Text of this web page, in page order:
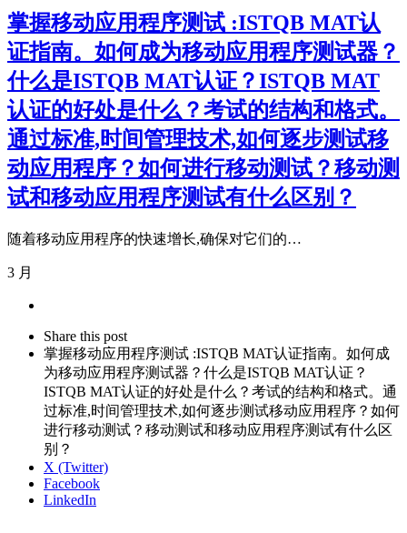
掌握移动应用程序测试 :ISTQB MAT认
证指南。如何成为移动应用程序测试器？
什么是ISTQB MAT认证？ISTQB MAT
认证的好处是什么？考试的结构和格式。
通过标准,时间管理技术,如何逐步测试移
动应用程序？如何进行移动测试？移动测
试和移动应用程序测试有什么区别？
随着移动应用程序的快速增长,确保对它们的…
3 月
post
Share this postClose
sharing
box
掌握移动应用程序测试 :ISTQB MAT认证指南。如何成
为移动应用程序测试器？什么是ISTQB MAT认证？
ISTQB MAT认证的好处是什么？考试的结构和格式。通
过标准,时间管理技术,如何逐步测试移动应用程序？如何
进行移动测试？移动测试和移动应用程序测试有什么区
别？
X (Twitter)
Facebook
LinkedIn